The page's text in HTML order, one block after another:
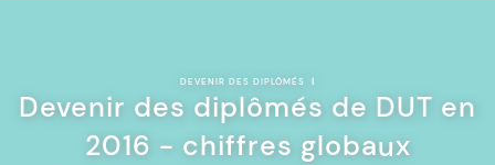
DEVENIR DES DIPLÔMÉS |
Devenir des diplômés de DUT en
2016 - chiffres globaux